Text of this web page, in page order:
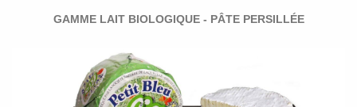
GAMME LAIT BIOLOGIQUE - PÂTE PERSILLÉE